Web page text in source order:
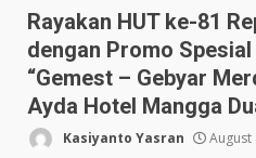
Rayakan HUT ke-81
dengan Promo
“Gemest – Gebyar
Ayda Hotel Mangga
Kasiyanto Yasran August